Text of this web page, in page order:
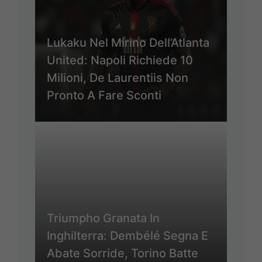
Lukaku Nel Mirino Dell’Atlanta
United: Napoli Richiede 10
Milioni, De Laurentiis Non
Pronto A Fare Sconti
Triumpho Granata In
Inghilterra: Dembélé Segna E
Abate Sorride, Torino Batte